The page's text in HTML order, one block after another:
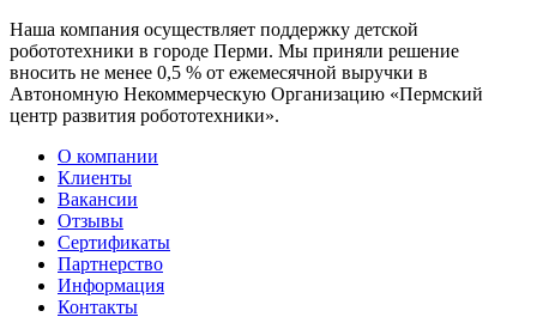
Наша компания осуществляет поддержку детской
робототехники в городе Перми. Мы приняли решение
вносить не менее 0,5 % от ежемесячной выручки в
Автономную Некоммерческую Организацию «Пермский
центр развития робототехники».
О компании
Клиенты
Вакансии
Отзывы
Сертификаты
Партнерство
Информация
Контакты